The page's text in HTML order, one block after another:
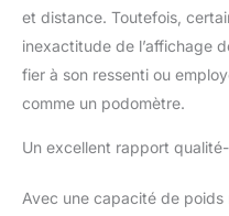
et distance. Toutefois,
inexactitude de l’affichage
fier à son ressenti ou
comme un podomètre.
Un excellent rapport
Avec une capacité de